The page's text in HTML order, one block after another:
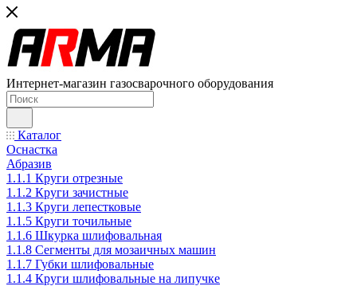
Интернет-магазин газосварочного оборудования
Каталог
Оснастка
Абразив
1.1.1 Круги отрезные
1.1.2 Круги зачистные
1.1.3 Круги лепестковые
1.1.5 Круги точильные
1.1.6 Шкурка шлифовальная
1.1.8 Сегменты для мозаичных машин
1.1.7 Губки шлифовальные
1.1.4 Круги шлифовальные на липучке